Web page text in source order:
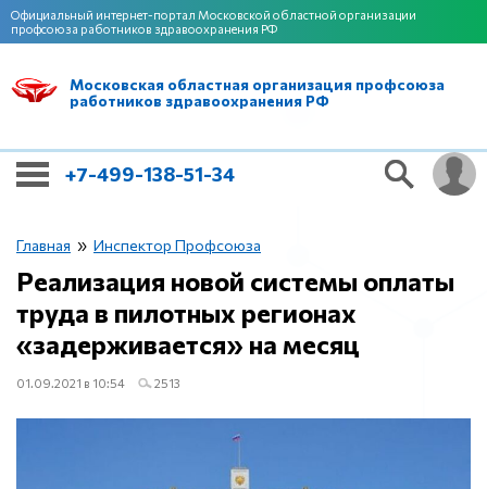
Официальный интернет-портал Московской областной организации
профсоюза работников здравоохранения РФ
Московская областная организация профсоюза
работников здравоохранения РФ
+7-499-138-51-34
Главная » Инспектор Профсоюза
Реализация новой системы оплаты
труда в пилотных регионах
«задерживается» на месяц
01.09.2021 в 10:54 2513